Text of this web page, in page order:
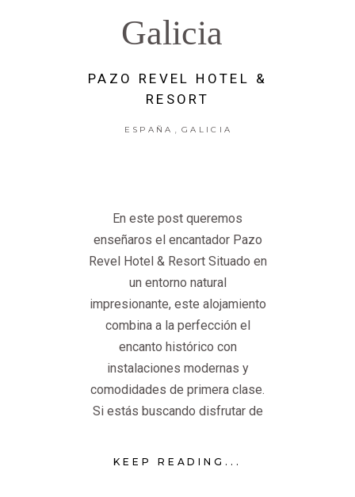
Galicia
PAZO REVEL HOTEL &
RESORT
ESPAÑA , GALICIA
En este post queremos
enseñaros el encantador Pazo
Revel Hotel & Resort Situado en
un entorno natural
impresionante, este alojamiento
combina a la perfección el
encanto histórico con
instalaciones modernas y
comodidades de primera clase.
Si estás buscando disfrutar de
KEEP READING...